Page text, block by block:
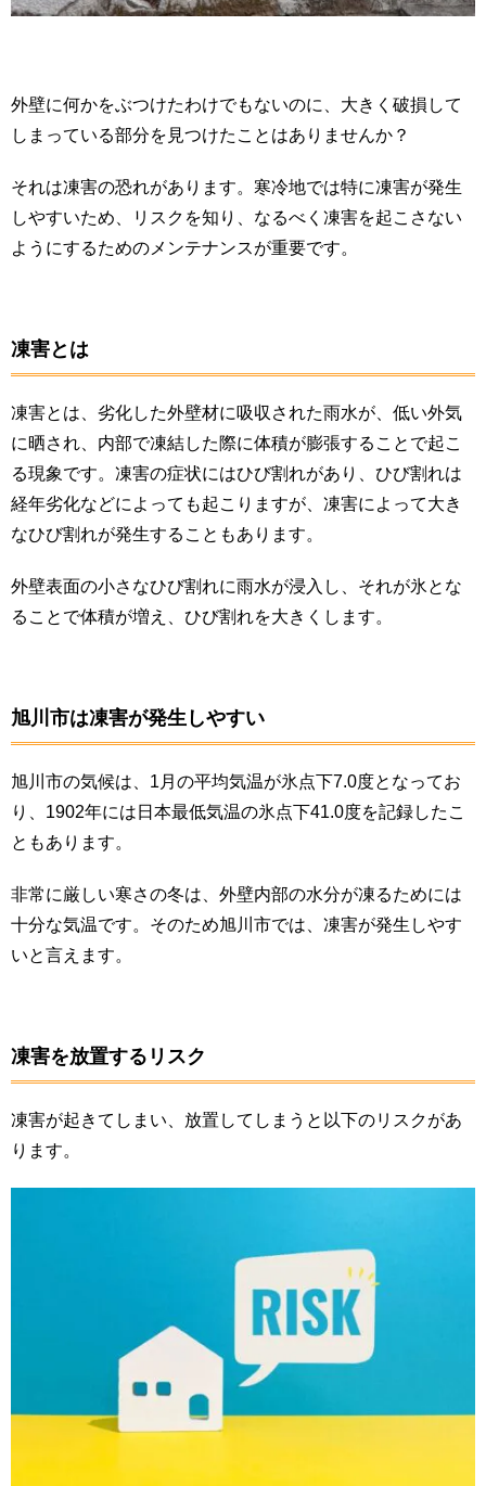
外壁に何かをぶつけたわけでもないのに、大きく破損して
しまっている部分を見つけたことはありませんか？
それは凍害の恐れがあります。寒冷地では特に凍害が発生
しやすいため、リスクを知り、なるべく凍害を起こさない
ようにするためのメンテナンスが重要です。
凍害とは
凍害とは、劣化した外壁材に吸収された雨水が、低い外気
に晒され、内部で凍結した際に体積が膨張することで起こ
る現象です。凍害の症状にはひび割れがあり、ひび割れは
経年劣化などによっても起こりますが、凍害によって大き
なひび割れが発生することもあります。
外壁表面の小さなひび割れに雨水が浸入し、それが氷とな
ることで体積が増え、ひび割れを大きくします。
旭川市は凍害が発生しやすい
旭川市の気候は、1月の平均気温が氷点下7.0度となってお
り、1902年には日本最低気温の氷点下41.0度を記録したこ
ともあります。
非常に厳しい寒さの冬は、外壁内部の水分が凍るためには
十分な気温です。そのため旭川市では、凍害が発生しやす
いと言えます。
凍害を放置するリスク
凍害が起きてしまい、放置してしまうと以下のリスクがあ
ります。